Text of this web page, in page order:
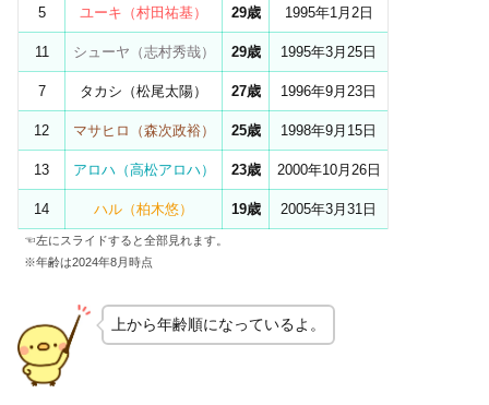
5 ユーキ（村田祐基） 29歳 1995年1月2日
11 シューヤ（志村秀哉） 29歳 1995年3月25日
7 タカシ（松尾太陽） 27歳 1996年9月23日
12 マサヒロ（森次政裕） 25歳 1998年9月15日
13 アロハ（高松アロハ） 23歳 2000年10月26日
14 ハル（柏木悠） 19歳 2005年3月31日
☜左にスライドすると全部見れます。
※年齢は2024年8月時点
上から年齢順になっているよ。